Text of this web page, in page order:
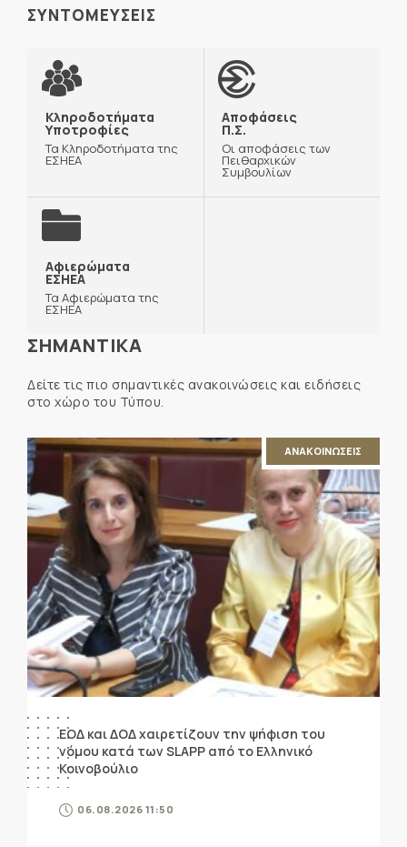
ΣΥΝΤΟΜΕΥΣΕΙΣ
Κληροδοτήματα
Υποτροφίες
Τα Κληροδοτήματα της
ΕΣΗΕΑ
Αποφάσεις
Π.Σ.
Οι αποφάσεις των
Πειθαρχικών
Συμβουλίων
Αφιερώματα
ΕΣΗΕΑ
Τα Αφιερώματα της
ΕΣΗΕΑ
ΣΗΜΑΝΤΙΚΑ
Δείτε τις πιο σημαντικές ανακοινώσεις και ειδήσεις
στο χώρο του Τύπου.
ΑΝΑΚΟΙΝΩΣΕΙΣ
ΕΟΔ και ΔΟΔ χαιρετίζουν την ψήφιση του
νόμου κατά των SLAPP από το Ελληνικό
Κοινοβούλιο
06.08.2026 11:50